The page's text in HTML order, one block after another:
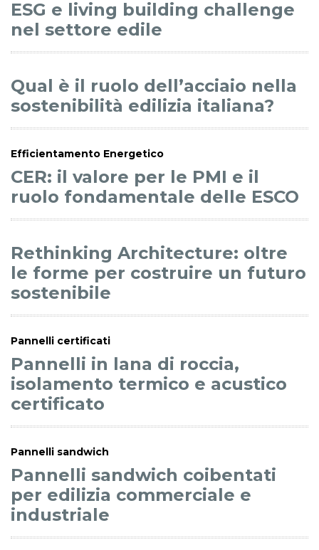
ESG e living building challenge
nel settore edile
Qual è il ruolo dell’acciaio nella
sostenibilità edilizia italiana?
Efficientamento Energetico
CER: il valore per le PMI e il
ruolo fondamentale delle ESCO
Rethinking Architecture: oltre
le forme per costruire un futuro
sostenibile
Pannelli certificati
Pannelli in lana di roccia,
isolamento termico e acustico
certificato
Pannelli sandwich
Pannelli sandwich coibentati
per edilizia commerciale e
industriale